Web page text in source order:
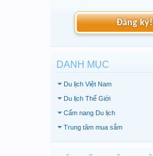
Đăng ký!
DANH MỤC
Du lịch Việt Nam
Du lịch Thế Giới
Cẩm nang Du lịch
Trung tâm mua sắm